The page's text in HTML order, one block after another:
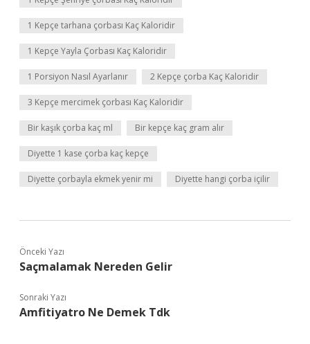
1 Kepçe tarhana çorbası Kaç Kaloridir
1 Kepçe Yayla Çorbası Kaç Kaloridir
1 Porsiyon Nasıl Ayarlanır 2 Kepçe çorba Kaç Kaloridir
3 Kepçe mercimek çorbası Kaç Kaloridir
Bir kaşık çorba kaç ml Bir kepçe kaç gram alır
Diyette 1 kase çorba kaç kepçe
Diyette çorbayla ekmek yenir mi Diyette hangi çorba içilir
Önceki Yazı
Saçmalamak Nereden Gelir
Sonraki Yazı
Amfitiyatro Ne Demek Tdk